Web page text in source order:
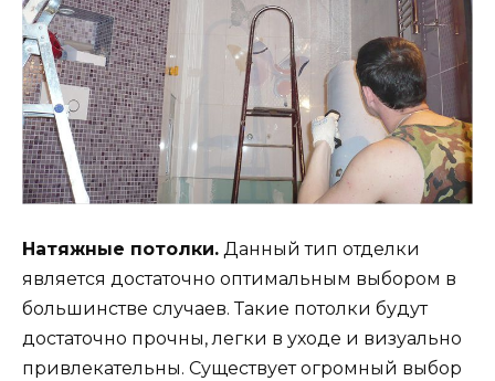
Натяжные потолки. Данный тип отделки
является достаточно оптимальным выбором в
большинстве случаев. Такие потолки будут
достаточно прочны, легки в уходе и визуально
привлекательны. Существует огромный выбор